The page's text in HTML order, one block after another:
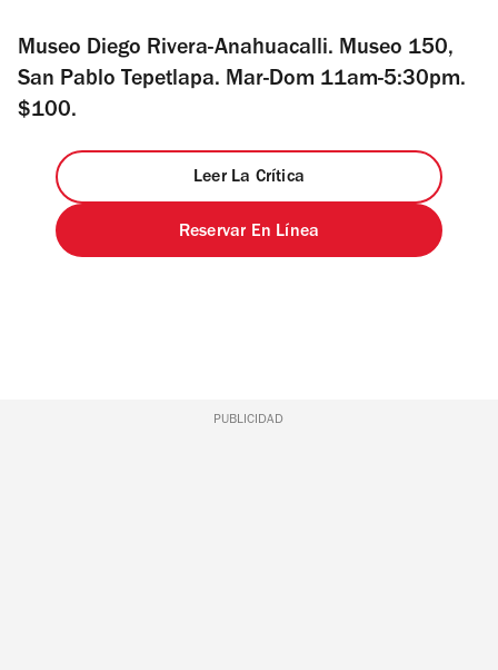
Museo Diego Rivera-Anahuacalli. Museo 150,
San Pablo Tepetlapa. Mar-Dom 11am-5:30pm.
$100.
Leer La Crítica
Reservar En Línea
PUBLICIDAD